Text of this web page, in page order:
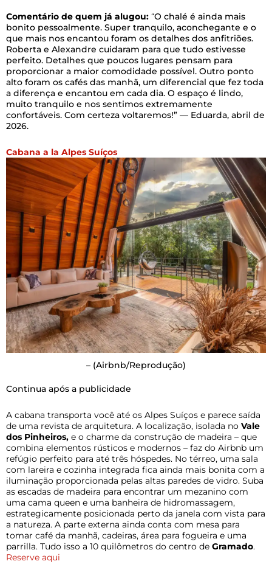
Comentário de quem já alugou: “O chalé é ainda mais
bonito pessoalmente. Super tranquilo, aconchegante e o
que mais nos encantou foram os detalhes dos anfitriões.
Roberta e Alexandre cuidaram para que tudo estivesse
perfeito. Detalhes que poucos lugares pensam para
proporcionar a maior comodidade possível. Outro ponto
alto foram os cafés das manhã, um diferencial que fez toda
a diferença e encantou em cada dia. O espaço é lindo,
muito tranquilo e nos sentimos extremamente
confortáveis. Com certeza voltaremos!” — Eduarda, abril de
2026.
Cabana a la Alpes Suíços
– (Airbnb/Reprodução)
Continua após a publicidade
A cabana transporta você até os Alpes Suíços e parece saída
de uma revista de arquitetura. A localização, isolada no Vale
dos Pinheiros, e o charme da construção de madeira – que
combina elementos rústicos e modernos – faz do Airbnb um
refúgio perfeito para até três hóspedes. No térreo, uma sala
com lareira e cozinha integrada fica ainda mais bonita com a
iluminação proporcionada pelas altas paredes de vidro. Suba
as escadas de madeira para encontrar um mezanino com
uma cama queen e uma banheira de hidromassagem,
estrategicamente posicionada perto da janela com vista para
a natureza. A parte externa ainda conta com mesa para
tomar café da manhã, cadeiras, área para fogueira e uma
parrilla. Tudo isso a 10 quilômetros do centro de Gramado.
Reserve aqui